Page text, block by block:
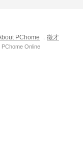
PChome ． 徵才
Online